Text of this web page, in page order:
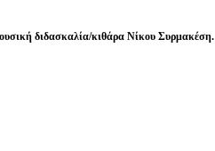
διδασκαλία/κιθάρα Νίκου Συρμακέση.